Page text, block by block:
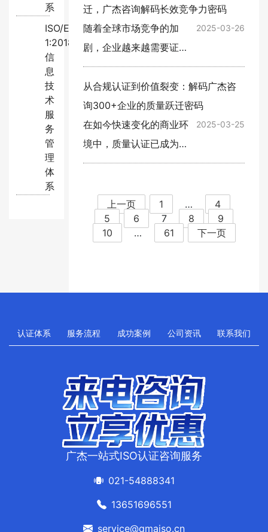
系
ISO/EC20000-
1:2018
信
息
技
术
服
务
管
理
体
系
度不断提升，企业也面临
着越来越严格的监管环
境。ISO22000食品安全管
理体系认…
迁，广杰咨询解码长效竞争力密码
2025-03-26
随着全球市场竞争的加
剧，企业越来越需要证明
其产品和服务的质量和可
靠性。而ISO9000认证作
为全球公认的质量管理体
系标准，已经成为众多企
业提升管理水平和增强市
场竞争…
从合规认证到价值裂变：解码广杰咨
询300+企业的质量跃迁密码
2025-03-25
在如今快速变化的商业环
境中，质量认证已成为许
多企业提升管理水平和客
然价格常常是客户关注的
首要问题，但选择一家具
备专业性和成功案例的咨
上一页 1 …
4
5
6 7 8
9
10
… 61 下一页
认证体系 服务流程 成功案例 公司资讯 联系我们
广杰一站式ISO认证咨询服务
021-54888341
13651696551
service@qmaiso.cn